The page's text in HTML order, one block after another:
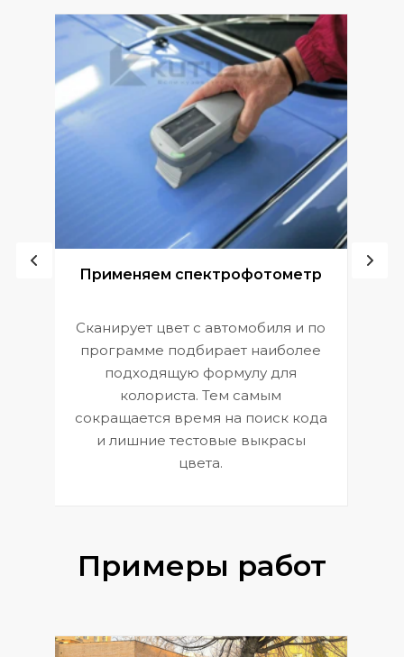
Применяем спектрофотометр
Сканирует цвет с автомобиля и по
программе подбирает наиболее
подходящую формулу для
колориста. Тем самым
сокращается время на поиск кода
и лишние тестовые выкрасы
цвета.
Примеры работ